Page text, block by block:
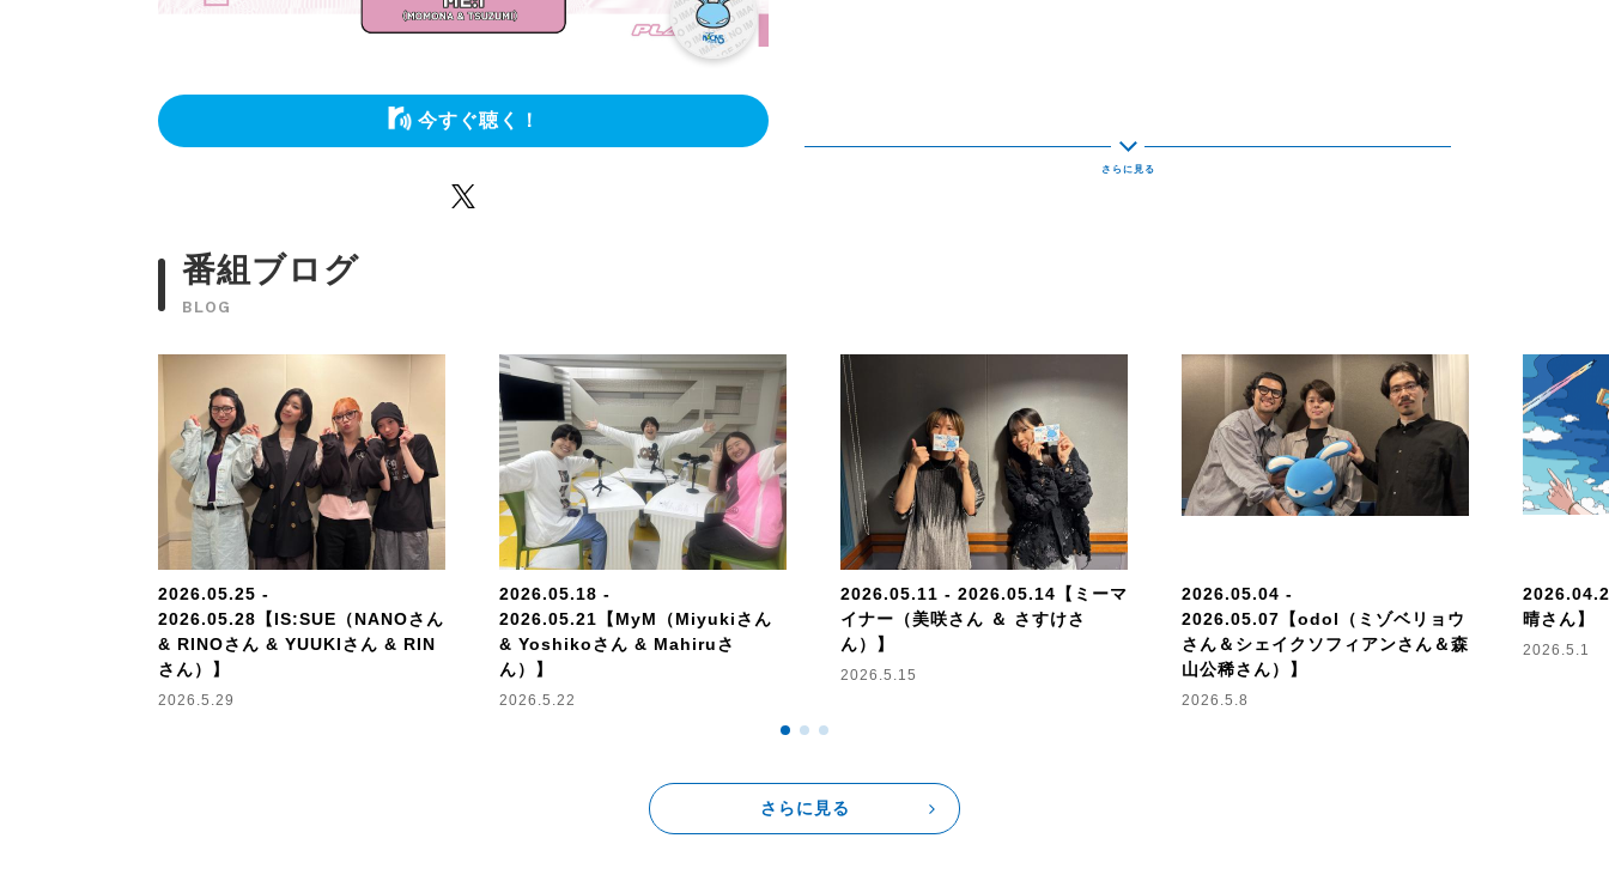
今すぐ聴く！
番組ブログ
BLOG
2026.05.25 -
2026.05.28【IS:SUE（NANOさん
& RINOさん & YUUKIさん & RIN
さん）】
2026.5.29
2026.05.18 -
2026.05.21【MyM（Miyukiさん
& Yoshikoさん & Mahiruさ
ん）】
2026.5.22
2026.05.11 - 2026.05.14【ミーマ
イナー（美咲さん ＆ さすけさ
ん）】
2026.5.15
2026.05.04 -
2026.05.07【odol（ミゾベリョウ
さん＆シェイクソフィアンさん＆森
山公稀さん）】
2026.5.8
晴さん】
2026.5.1
さらに見る